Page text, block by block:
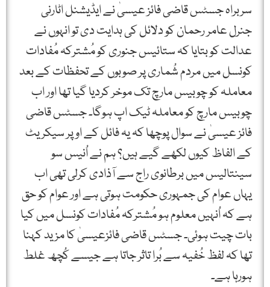
سربراہ جسٹس قاضی فائز عیسیٰ نے ایڈیشنل اٹارنی
جنرل عامر رحمان کو دلائل کی ہدایت دی تو انہوں نے
عدالت کو بتایا کہ ستائیس جنوری کو مُشترکہ مُفادات
کونسل میں مردم شُماری پر صوبوں کے تحفظات کے بعد
معاملہ کو چوبیس مارچ تک موخر کردیا گیا تھا اور اب
چوبیس مارچ کو معاملہ ٹیک اپ ہوگا۔ جسٹس قاضی
فائز عیسیٰ نے سوال پوچھا کہ یہ فائل کے اوپر سیکریٹ
کے الفاظ کیوں لکھے گیے ہیں؟ ہم نے اُنیس سو
سینتالیس میں برطانوی راج سے آذادی کرلی تھی اب
یہاں عوام کی جمہوری حکومت ہوتی ہے اور عوام کو حق
ہے کہ اُنہیں معلوم ہو مُشترکہ مُفادات کونسل میں کیا
بات چیت ہوئی۔ جسٹس قاضی فائزعیسیٰ کا مزید کہنا
تھا کہ لفظ خُفیہ سے بُرا تاثر جاتا ہے جیسے کُچھ غلط
ہورہا ہے۔